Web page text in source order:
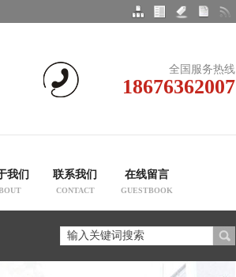
全国服务热线
18676362007
我们 联系我们
CONTACT
在线留言
GUESTBOOK